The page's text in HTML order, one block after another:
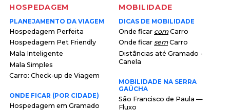
HOSPEDAGEM
PLANEJAMENTO DA VIAGEM
Hospedagem Perfeita
Hospedagem Pet Friendly
Mala Inteligente
Mala Simples
Carro: Check-up de Viagem
ONDE FICAR (POR CIDADE)
Hospedagem em Gramado
MOBILIDADE
DICAS DE MOBILIDADE
Onde ficar comCarro
Onde ficar semCarro
Distâncias até Gramado -
Canela
MOBILIDADE NA SERRA
GAÚCHA
São Francisco de Paula —
Fluxo